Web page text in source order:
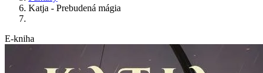
Katja - Prebudená mágia
E-kniha